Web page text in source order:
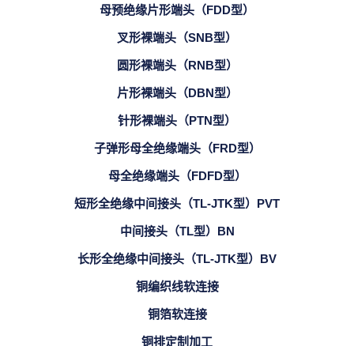
母预绝缘片形端头（FDD型）
叉形裸端头（SNB型）
圆形裸端头（RNB型）
片形裸端头（DBN型）
针形裸端头（PTN型）
子弹形母全绝缘端头（FRD型）
母全绝缘端头（FDFD型）
短形全绝缘中间接头（TL-JTK型）PVT
中间接头（TL型）BN
长形全绝缘中间接头（TL-JTK型）BV
铜编织线软连接
铜箔软连接
铜排定制加工